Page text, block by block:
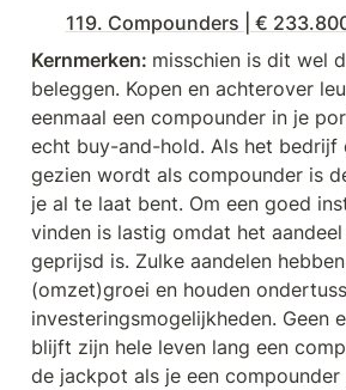
119. Compounders | €
Kernmerken: misschien is dit wel
beleggen. Kopen en achterover
eenmaal een compounder in je
echt buy-and-hold. Als het bedrijf
gezien wordt als compounder is
je al te laat bent. Om een goed
vinden is lastig omdat het
geprijsd is. Zulke aandelen
(omzet)groei en houden
investeringsmogelijkheden. Geen
blijft zijn hele leven lang een
de jackpot als je een